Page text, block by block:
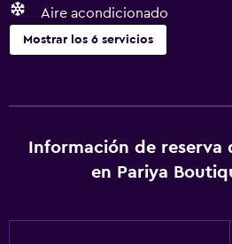
Aire acondicionado
Mostrar los 6 servicios
Wifi gratis
Aire acondicionado
Información de reserva
en Pariya